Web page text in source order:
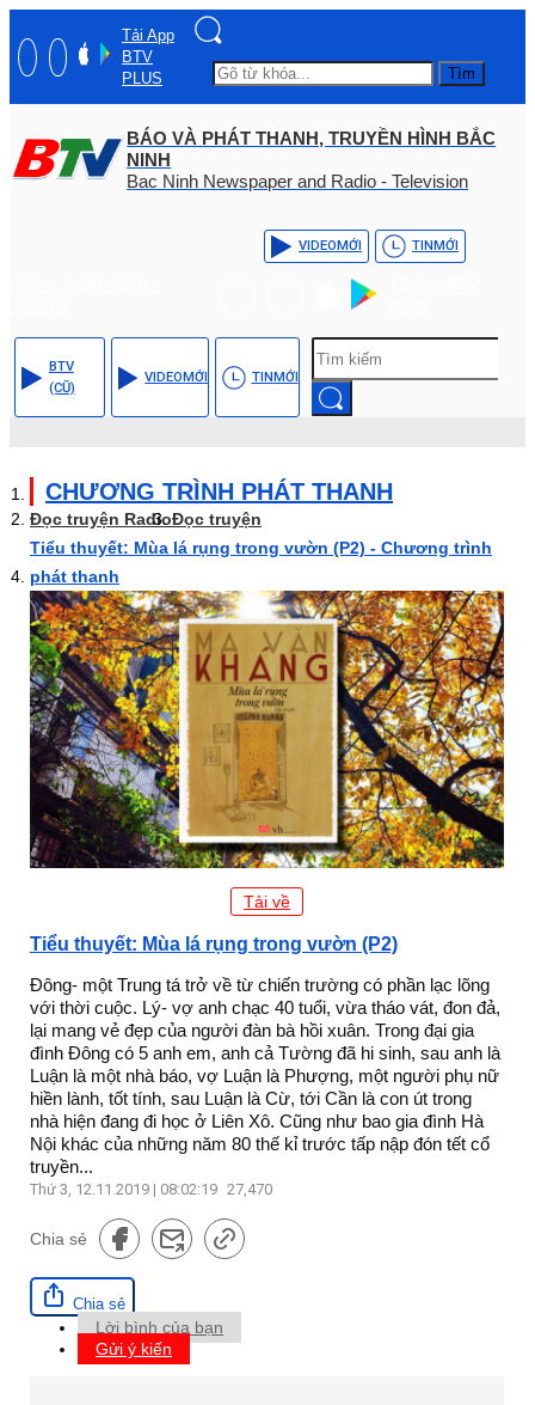
Tải App
BTV
PLUS
Tìm
BÁO VÀ PHÁT THANH, TRUYỀN HÌNH BẮC
NINH
Bac Ninh Newspaper and Radio - Television
VIDEOMỚI TINMỚI
BTV
(CŨ)
VIDEOMỚI TINMỚI
CHƯƠNG TRÌNH PHÁT THANH
Đọc truyện RadioĐọc truyện
Tiểu thuyết: Mùa lá rụng trong vườn (P2) - Chương trình
phát thanh
Tải về
Tiểu thuyết: Mùa lá rụng trong vườn (P2)
Đông- một Trung tá trở về từ chiến trường có phần lạc lõng
với thời cuộc. Lý- vợ anh chạc 40 tuổi, vừa tháo vát, đon đả,
lại mang vẻ đẹp của người đàn bà hồi xuân. Trong đại gia
đình Đông có 5 anh em, anh cả Tường đã hi sinh, sau anh là
Luận là một nhà báo, vợ Luận là Phượng, một người phụ nữ
hiền lành, tốt tính, sau Luận là Cừ, tới Cần là con út trong
nhà hiện đang đi học ở Liên Xô. Cũng như bao gia đình Hà
Nội khác của những năm 80 thế kỉ trước tấp nập đón tết cổ
truyền...
Thứ 3, 12.11.2019 | 08:02:19 27,470
Chia sẻ
Chia sẻ
Lời bình của bạn
Gửi ý kiến